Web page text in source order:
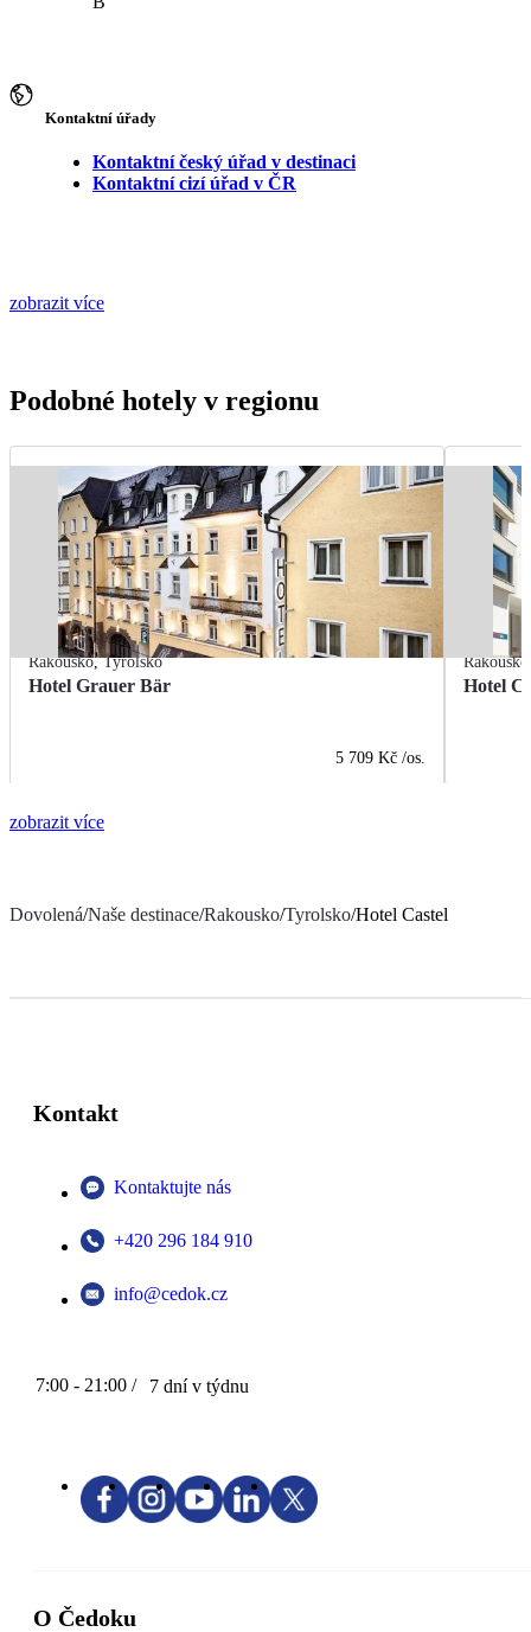
Kontaktní úřady
Kontaktní český úřad v destinaci
Kontaktní cizí úřad v ČR
zobrazit více
Podobné hotely v regionu
Rakousko,Tyrolsko
Hotel Grauer Bär
5 709 Kč /os.
Rakousko
Hotel
zobrazit více
Dovolená/Naše destinace/Rakousko/Tyrolsko/Hotel Castel
Kontakt
Kontaktujte nás
+420 296 184 910
info@cedok.cz
7:00 - 21:00 / 7 dní v týdnu
O Čedoku